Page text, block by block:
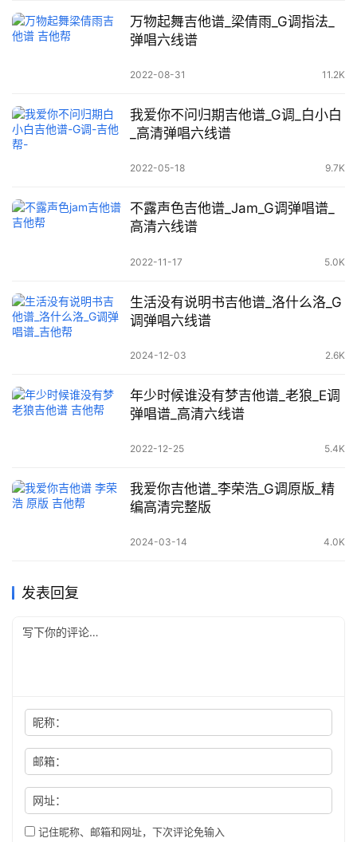
万物起舞吉他谱_梁倩雨_G调指法_
弹唱六线谱
2022-08-31 11.2K
我爱你不问归期吉他谱_G调_白小白
_高清弹唱六线谱
2022-05-18 9.7K
不露声色吉他谱_Jam_G调弹唱谱_
高清六线谱
2022-11-17 5.0K
生活没有说明书吉他谱_洛什么洛_G
调弹唱六线谱
2024-12-03 2.6K
年少时候谁没有梦吉他谱_老狼_E调
弹唱谱_高清六线谱
2022-12-25 5.4K
我爱你吉他谱_李荣浩_G调原版_精
编高清完整版
2024-03-14 4.0K
发表回复
昵称：
邮箱：
网址：
记住昵称、邮箱和网址，下次评论免输入